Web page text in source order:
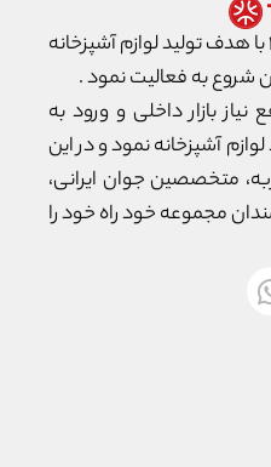
گروه تولیدی تک در سال ۱۴۰۰ با هدف تولید لوازم آشپزخانه
شروع به فعالیت نمود .
بازار داخلی و ورود به
آشپزخانه نمود و در این
متخصصین جوان ایرانی،
مجموعه خود راه خود را